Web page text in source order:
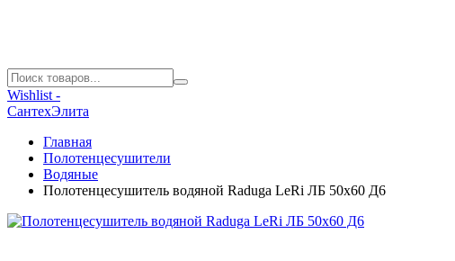
Wishlist -
СантехЭлита
Главная
Полотенцесушители
Водяные
Полотенцесушитель водяной Raduga LeRi ЛБ 50х60 Д6